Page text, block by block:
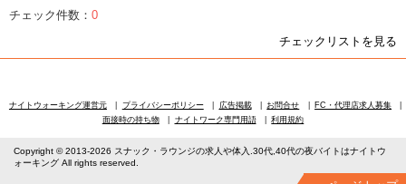
チェック件数： 0
チェックリストを見る
ナイトウォーキング運営元 プライバシーポリシー 広告掲載 お問合せ
FC・代理店求人募集
面接時の持ち物
ナイトワーク専門用語 利用規約
Copyright © 2013-2026 スナック・ラウンジの求人や体入.30代,40代の夜バイトはナイトウ
ォーキング All rights reserved.